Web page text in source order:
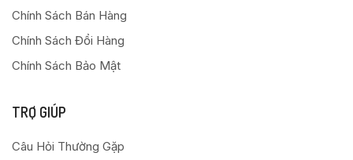
Chính Sách Bán Hàng
Chính Sách Đổi Hàng
Chính Sách Bảo Mật
TRỢ GIÚP
Câu Hỏi Thường Gặp